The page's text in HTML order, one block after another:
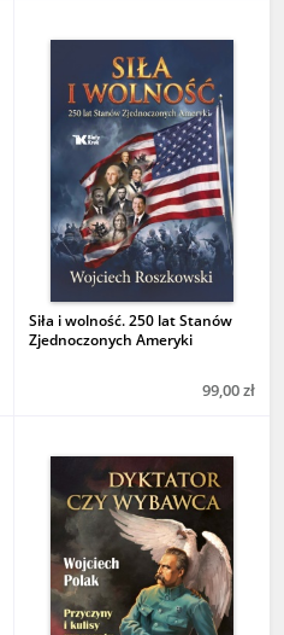
Siła i wolność. 250 lat Stanów
Zjednoczonych Ameryki
99,00 zł